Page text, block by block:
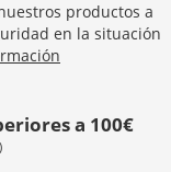
productos a
en la situación
a 100€